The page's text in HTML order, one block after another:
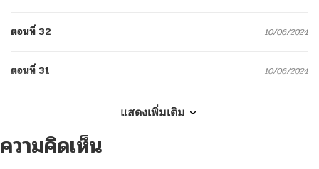
ตอนที่ 32 10/06/2024
ตอนที่ 31 10/06/2024
ตอนที่ 29
แสดงเพิ่มเติม
ความคิดเห็น